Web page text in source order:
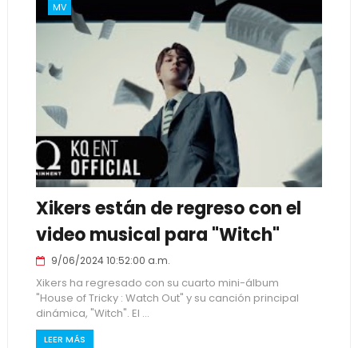
MV
Xikers están de regreso con el
video musical para "Witch"
9/06/2024 10:52:00 a.m.
Xikers ha regresado con su cuarto mini-álbum
"House of Tricky : Watch Out" y su canción principal
dinámica, "Witch". El ...
LEER MÁS